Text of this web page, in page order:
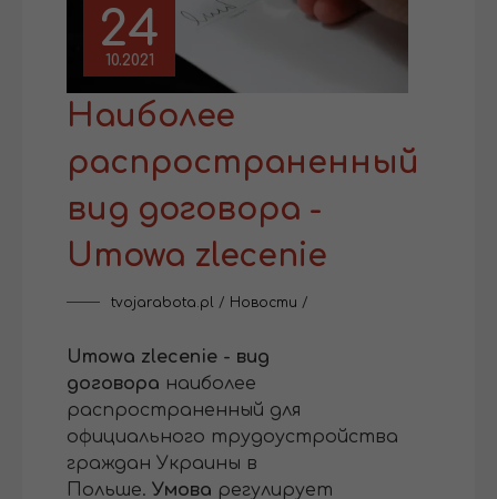
24
10.2021
Наиболее
распространенный
вид договора -
Umowa zlecenie
tvojarabota.pl / Новости /
Umowa zlecenie - вид
договора наиболее
распространенный для
официального трудоустройства
граждан Украины в
Польше. Умова регулирует